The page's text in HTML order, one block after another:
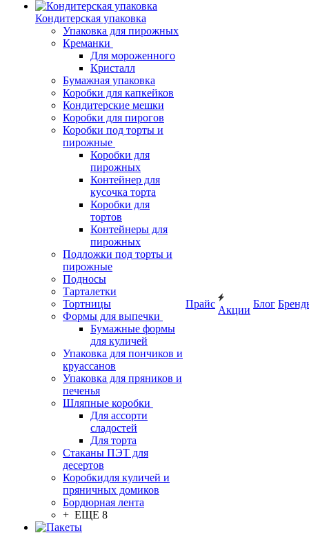
Кондитерская упаковка
Упаковка для пирожных
Креманки
Для мороженного
Кристалл
Бумажная упаковка
Коробки для капкейков
Кондитерские мешки
Коробки для пирогов
Коробки под торты и
пирожные
Коробки для
пирожных
Контейнер для
кусочка торта
Коробки для
тортов
Контейнеры для
пирожных
Подложки под торты и
пирожные
Подносы
Тарталетки
Тортницы
Формы для выпечки
Бумажные формы
для куличей
Упаковка для пончиков и
круассанов
Упаковка для пряников и
печенья
Шляпные коробки
Для ассорти
сладостей
Для торта
Стаканы ПЭТ для
десертов
Коробкидля куличей и
пряничных домиков
Бордюрная лента
+ ЕЩЕ 8
Прайс
Акции
Блог